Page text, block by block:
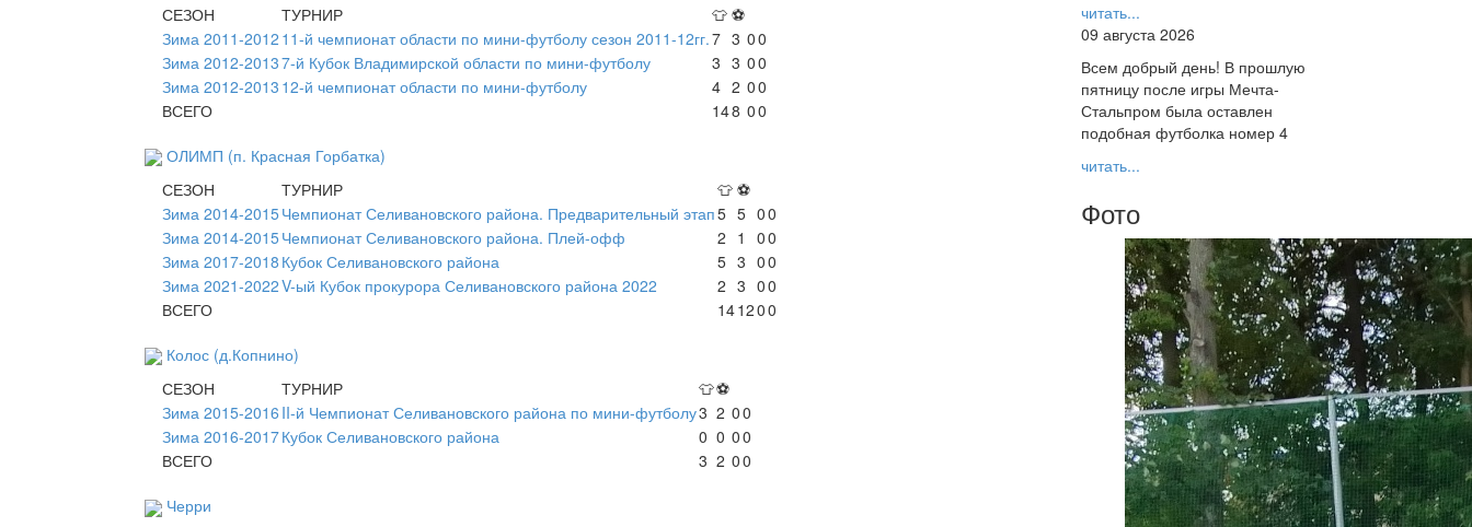
СЕЗОН
ТУРНИР 👕 ⚽
Зима 2011-2012 11-й чемпионат области по мини-футболу сезон 2011-12гг.7 3 00
Зима 2012-20137-й Кубок Владимирской области по мини-футболу 3 3 00
Зима 2012-2013 12-й чемпионат области по мини-футболу 4 2 00
ВСЕГО
148 00
ОЛИМП (п. Красная Горбатка)
СЕЗОН
ТУРНИР 👕 ⚽
Зима 2014-2015Чемпионат Селивановского района. Предварительный этап5 5 00
Зима 2014-2015Чемпионат Селивановского района. Плей-офф 2 1 00
Зима 2017-2018 Кубок Селивановского района 5 3 00
Зима 2021-2022V-ый Кубок прокурора Селивановского района 2022 2 3 00
ВСЕГО
141200
Колос (д.Копнино)
СЕЗОН
ТУРНИР 👕⚽
Зима 2015-2016 II-й Чемпионат Селивановского района по мини-футболу3 2 00
Зима 2016-2017Кубок Селивановского района 0 0 00
ВСЕГО
3 2 00
Черри
читать...
09 августа 2026
Всем добрый день! В прошлую
пятницу после игры Мечта-
Стальпром была оставлен
подобная футболка номер 4
читать...
Фото